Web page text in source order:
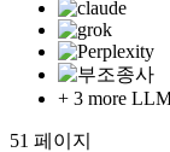
+ 3 more
51 페이지